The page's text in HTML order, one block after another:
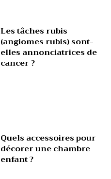
Les tâches rubis
(angiomes rubis) sont-
elles annonciatrices de
cancer ?
Quels accessoires pour
décorer une chambre
enfant ?